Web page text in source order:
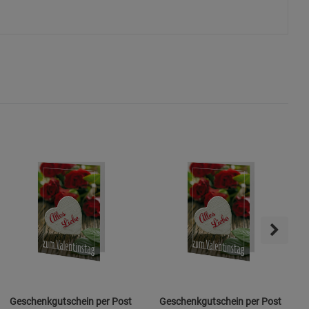
Geschenkgutschein per Post Geschenkgutschein per Post